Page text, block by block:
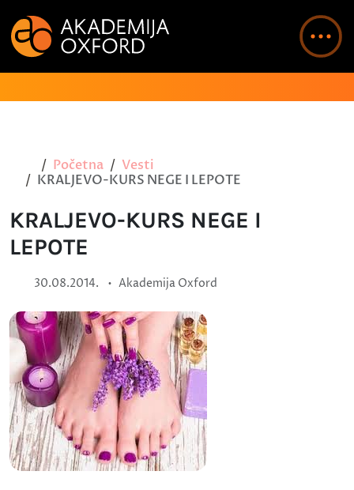
Početna
Vesti
KRALJEVO-KURS NEGE I LEPOTE
KRALJEVO-KURS NEGE I
LEPOTE
30.08.2014. • Akademija Oxford